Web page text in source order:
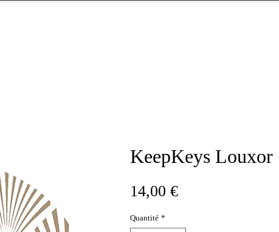
KeepKeys Louxor
14,00 €Prix
Quantité *